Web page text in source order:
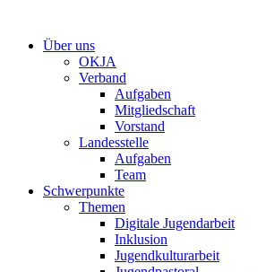
springenÜber uns
OKJA
Verband
Aufgaben
Mitgliedschaft
Vorstand
Landesstelle
Aufgaben
Team
Schwerpunkte
Themen
Digitale Jugendarbeit
Inklusion
Jugendkulturarbeit